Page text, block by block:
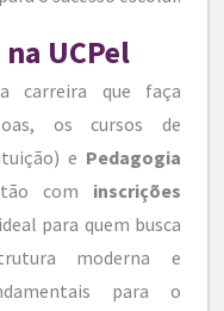
UCPel
carreira que faça
os cursos de
e Pedagogia
com inscrições
para quem busca
moderna e
para o